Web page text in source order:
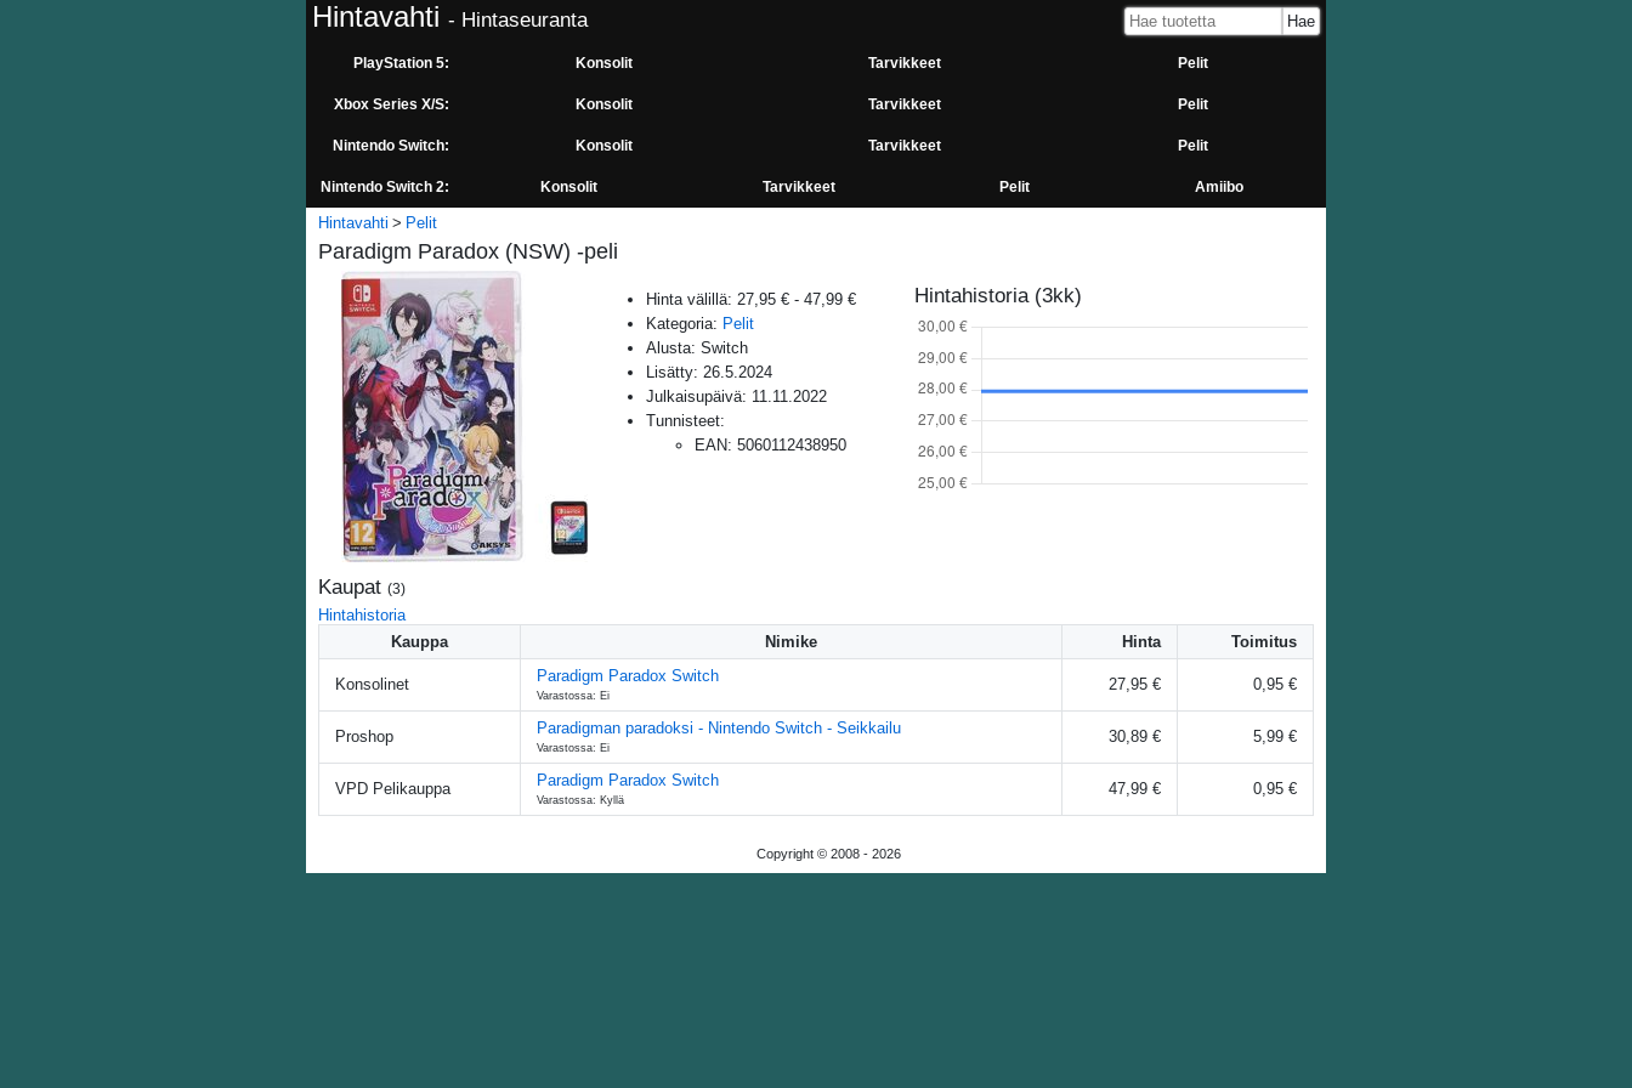
Hintavahti - Hintaseuranta
PlayStation 5: Konsolit Tarvikkeet Pelit
Xbox Series X/S: Konsolit Tarvikkeet Pelit
Nintendo Switch: Konsolit Tarvikkeet Pelit
Nintendo Switch 2: Konsolit Tarvikkeet Pelit Amiibo
Hintavahti Pelit
Paradigm Paradox (NSW) -peli
Hinta välillä: 27,95 € - 47,99 €
Kategoria: Pelit
Alusta: Switch
Lisätty: 26.5.2024
Julkaisupäivä: 11.11.2022
Tunnisteet:
EAN: 5060112438950
Hintahistoria (3kk)
Kaupat (3)
Hintahistoria
Kauppa
Nimike Hinta Toimitus
Konsolinet Paradigm Paradox Switch
Varastossa: Ei
27,95 € 0,95 €
Proshop Paradigman paradoksi - Nintendo Switch - Seikkailu
Varastossa: Ei
30,89 € 5,99 €
VPD Pelikauppa Paradigm Paradox Switch
Varastossa: Kyllä
47,99 € 0,95 €
Copyright © 2008 - 2026